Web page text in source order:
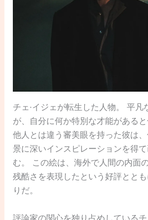
チェ·イジェが転生した人物。 平凡
が、自分に何か特別な才能があると
他人とは違う審美眼を持った彼は
景に深いインスピレーションを得
む。 この絵は、海外で人間の内面
残酷さを表現したという好評とと
りだ。